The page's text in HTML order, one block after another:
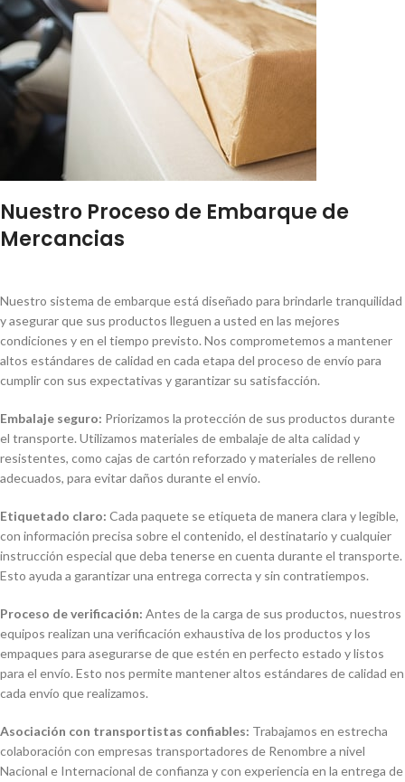
Nuestro Proceso de Embarque de
Mercancias
Nuestro sistema de embarque está diseñado para brindarle tranquilidad
y asegurar que sus productos lleguen a usted en las mejores
condiciones y en el tiempo previsto. Nos comprometemos a mantener
altos estándares de calidad en cada etapa del proceso de envío para
cumplir con sus expectativas y garantizar su satisfacción.
Embalaje seguro: Priorizamos la protección de sus productos durante
el transporte. Utilizamos materiales de embalaje de alta calidad y
resistentes, como cajas de cartón reforzado y materiales de relleno
adecuados, para evitar daños durante el envío.
Etiquetado claro: Cada paquete se etiqueta de manera clara y legible,
con información precisa sobre el contenido, el destinatario y cualquier
instrucción especial que deba tenerse en cuenta durante el transporte.
Esto ayuda a garantizar una entrega correcta y sin contratiempos.
Proceso de verificación: Antes de la carga de sus productos, nuestros
equipos realizan una verificación exhaustiva de los productos y los
empaques para asegurarse de que estén en perfecto estado y listos
para el envío. Esto nos permite mantener altos estándares de calidad en
cada envío que realizamos.
Asociación con transportistas confiables: Trabajamos en estrecha
colaboración con empresas transportadores de Renombre a nivel
Nacional e Internacional de confianza y con experiencia en la entrega de